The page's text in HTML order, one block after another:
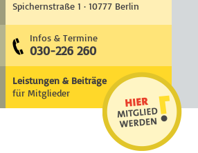
Spichernstraße 1 · 10777 Berlin
Infos & Termine
030-226 260
Leistungen & Beiträge
für Mitglieder